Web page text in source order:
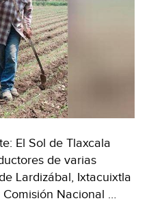
El Sol de Tlaxcala
de varias
Lardizábal, Ixtacuixtla
Nacional …